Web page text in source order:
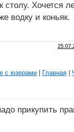
Хочется
водку и коньяк.
с юзерами Главная
прикупить